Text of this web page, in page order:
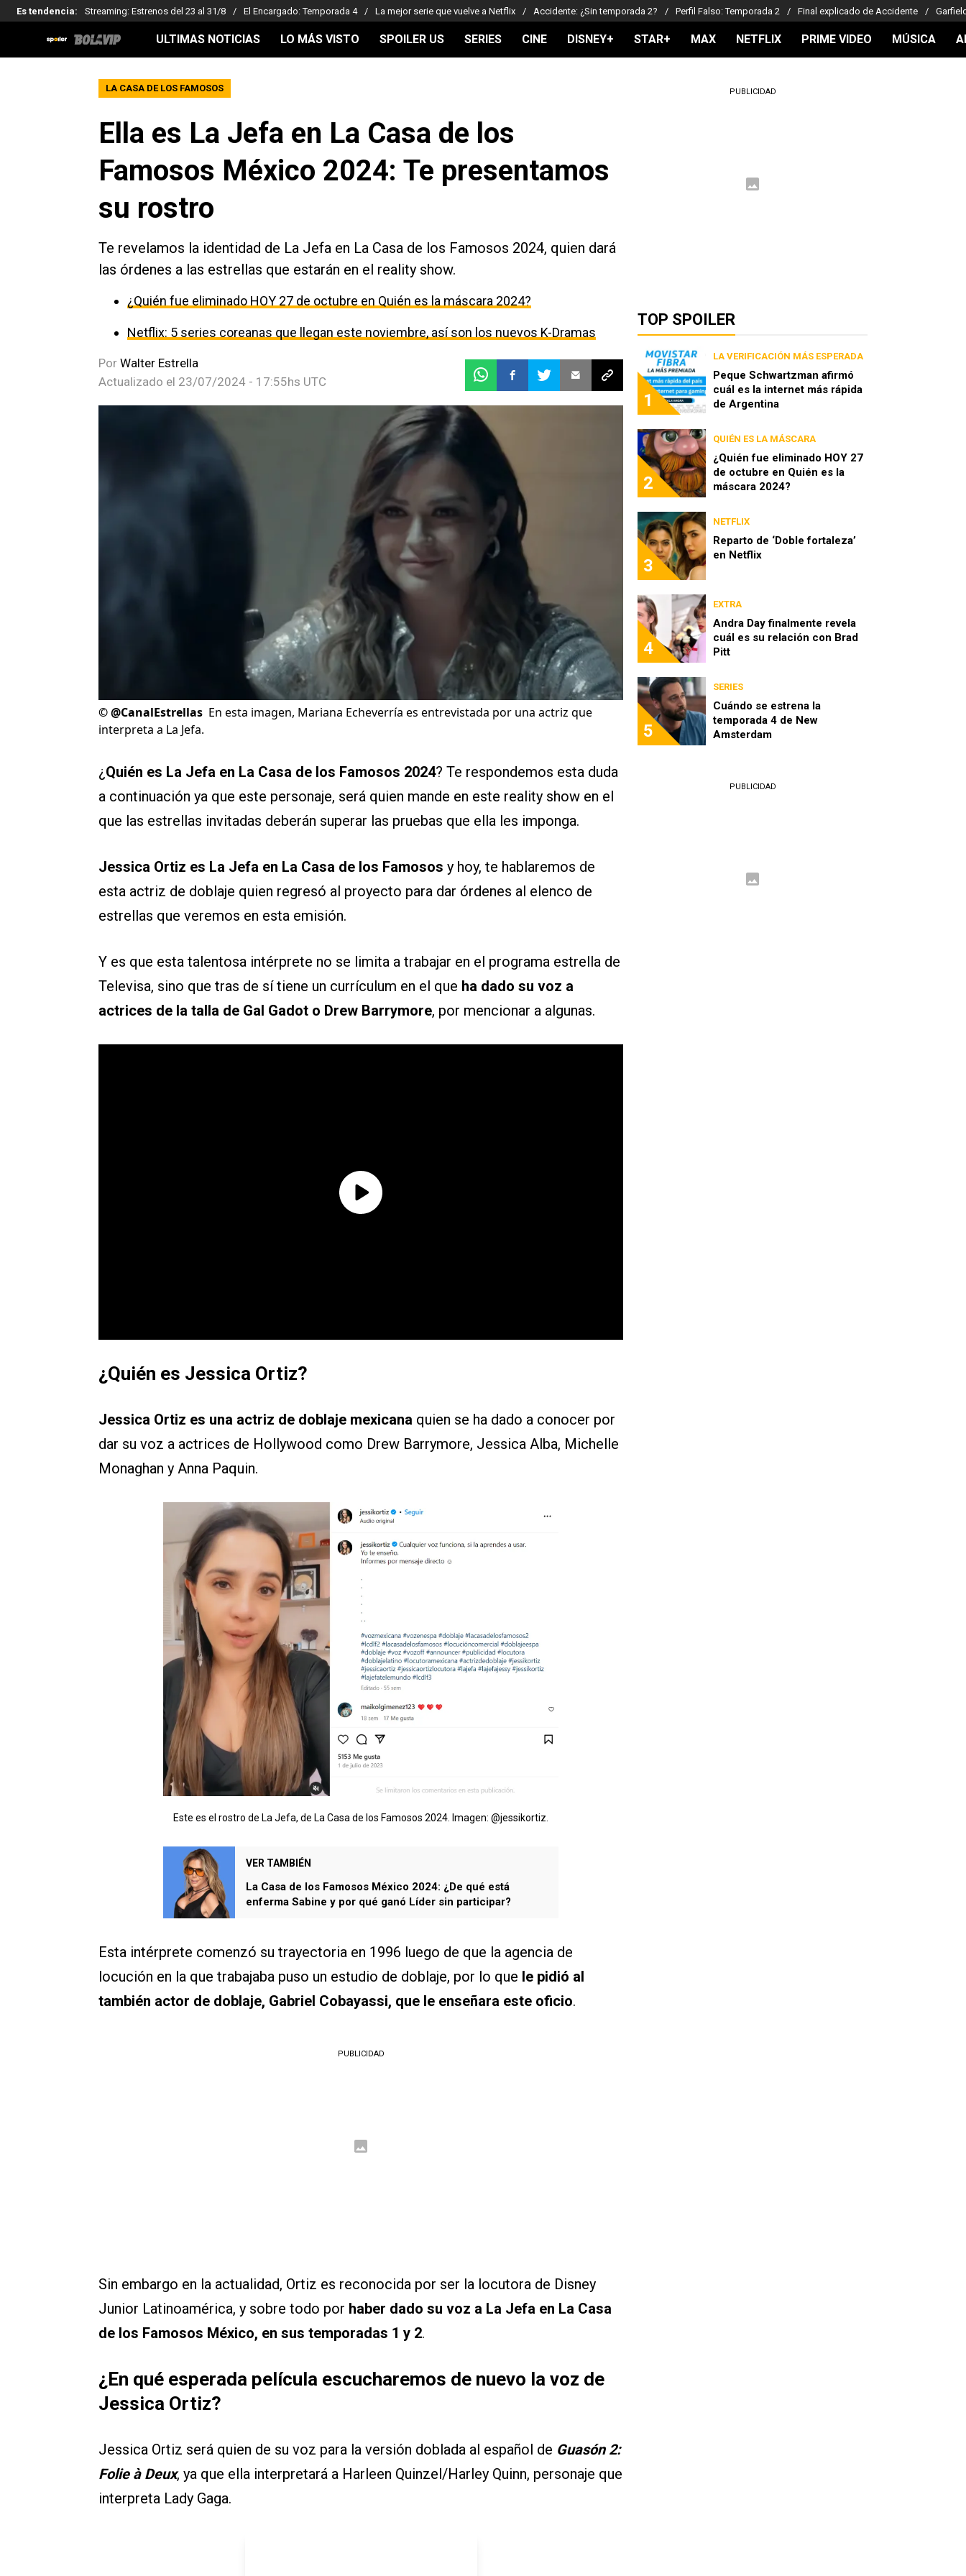
Es tendencia: Streaming: Estrenos del 23 al 31/8 El Encargado: Temporada 4 La mejor serie que vuelve a Netflix Accidente: ¿Sin temporada 2? Perfil Falso: Temporada 2 Final explicado de Accidente
ULTIMAS NOTICIAS LO MÁS VISTO SPOILER US SERIES CINE DISNEY+ STAR+ MAX NETFLIX PRIME VIDEO MÚSICA
LA CASA DE LOS FAMOSOS
Ella es La Jefa en La Casa de los
Famosos México 2024: Te presentamos
su rostro
Te revelamos la identidad de La Jefa en La Casa de los Famosos 2024, quien dará
las órdenes a las estrellas que estarán en el reality show.
¿Quién fue eliminado HOY 27 de octubre en Quién es la máscara 2024?
Netflix: 5 series coreanas que llegan este noviembre, así son los nuevos K-Dramas
Por Walter Estrella
Actualizado el 23/07/2024 - 17:55hs UTC
©@CanalEstrellas En esta imagen, Mariana Echeverría es entrevistada por una actriz que
interpreta a La Jefa.
¿ Quién es La Jefa en La Casa de los Famosos 2024? Te respondemos esta duda
a continuación ya que este personaje, será quien mande en este reality show en el
que las estrellas invitadas deberán superar las pruebas que ella les imponga.
Jessica Ortiz es La Jefa en La Casa de los Famosos y hoy, te hablaremos de
esta actriz de doblaje quien regresó al proyecto para dar órdenes al elenco de
estrellas que veremos en esta emisión.
Y es que esta talentosa intérprete no se limita a trabajar en el programa estrella de
Televisa, sino que tras de sí tiene un currículum en el que ha dado su voz a
actrices de la talla de Gal Gadot o Drew Barrymore, por mencionar a algunas.
¿Quién es Jessica Ortiz?
Jessica Ortiz es una actriz de doblaje mexicana quien se ha dado a conocer por
dar su voz a actrices de Hollywood como Drew Barrymore, Jessica Alba, Michelle
Monaghan y Anna Paquin.
Este es el rostro de La Jefa, de La Casa de los Famosos 2024. Imagen: @jessikortiz.
VER TAMBIÉN
La Casa de los Famosos México 2024: ¿De qué está
enferma Sabine y por qué ganó Líder sin participar?
Esta intérprete comenzó su trayectoria en 1996 luego de que la agencia de
locución en la que trabajaba puso un estudio de doblaje, por lo que le pidió al
también actor de doblaje, Gabriel Cobayassi, que le enseñara este oficio.
PUBLICIDAD
Sin embargo en la actualidad, Ortiz es reconocida por ser la locutora de Disney
Junior Latinoamérica, y sobre todo por haber dado su voz a La Jefa en La Casa
de los Famosos México, en sus temporadas 1 y 2.
¿En qué esperada película escucharemos de nuevo la voz de
Jessica Ortiz?
Jessica Ortiz será quien de su voz para la versión doblada al español de Guasón 2:
Folie à Deux, ya que ella interpretará a Harleen Quinzel/Harley Quinn, personaje que
interpreta Lady Gaga.
PUBLICIDAD
TOP SPOILER
1
LA VERIFICACIÓN MÁS ESPERADA
Peque Schwartzman afirmó
cuál es la internet más rápida
de Argentina
2
QUIÉN ES LA MÁSCARA
¿Quién fue eliminado HOY 27
de octubre en Quién es la
máscara 2024?
3
NETFLIX
Reparto de ‘Doble fortaleza’
en Netflix
4
EXTRA
Andra Day finalmente revela
cuál es su relación con Brad
Pitt
5
SERIES
Cuándo se estrena la
temporada 4 de New
Amsterdam
PUBLICIDAD